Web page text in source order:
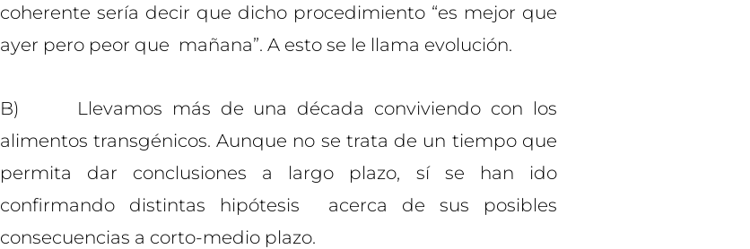
coherente sería decir que dicho procedimiento “es mejor que
ayer pero peor que mañana”. A esto se le llama evolución.
B) Llevamos más de una década conviviendo con los
alimentos transgénicos. Aunque no se trata de un tiempo que
permita dar conclusiones a largo plazo, sí se han ido
confirmando distintas hipótesis acerca de sus posibles
consecuencias a corto-medio plazo.